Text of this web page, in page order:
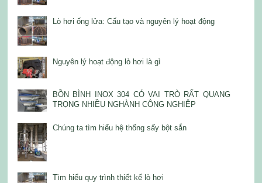
Lò hơi ống lửa: Cấu tạo và nguyên lý hoạt động
Nguyên lý hoạt động lò hơi là gì
BỒN BÌNH INOX 304 CÓ VAI TRÒ RẤT QUANG
TRỌNG NHIỀU NGHÀNH CÔNG NGHIỆP
Chúng ta tìm hiểu hệ thống sấy bột sắn
Tìm hiểu quy trình thiết kế lò hơi